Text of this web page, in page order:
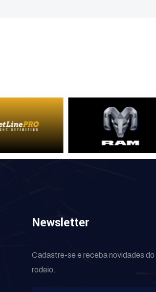
Newsletter
Cadastre-se e receba novidades do
rodeio.